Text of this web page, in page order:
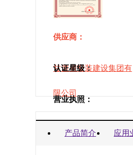
供应商：
甘肃省安装建设集团有
限公司
认证星级：
营业执照：
商业信誉承诺书：
产品简介 应用